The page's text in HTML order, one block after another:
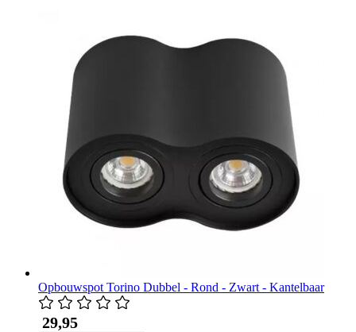
Opbouwspot Torino Dubbel - Rond - Zwart - Kantelbaar
​ 29,95